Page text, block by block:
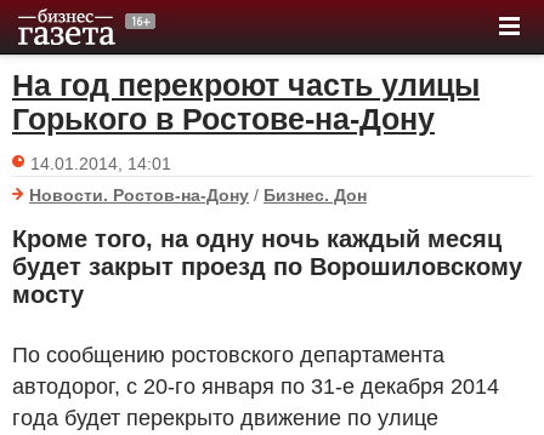
На год перекроют часть улицы
Горького в Ростове-на-Дону
14.01.2014, 14:01
Новости. Ростов-на-Дону / Бизнес. Дон
Кроме того, на одну ночь каждый месяц
будет закрыт проезд по Ворошиловскому
мосту
По сообщению ростовского департамента
автодорог, с 20-го января по 31-е декабря 2014
года будет перекрыто движение по улице